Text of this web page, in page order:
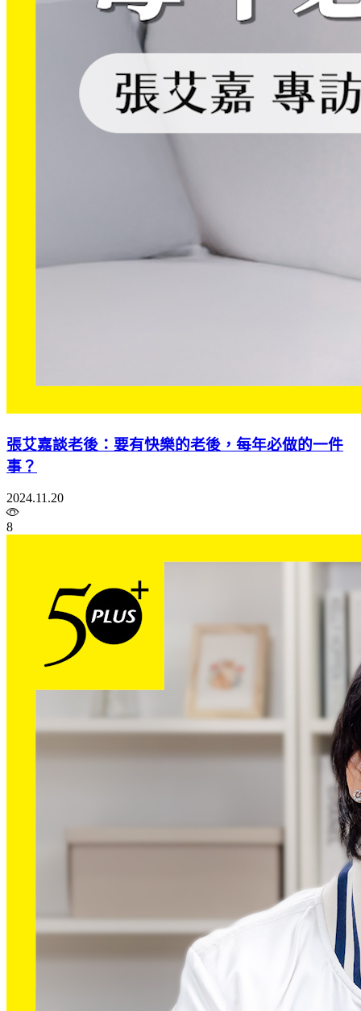
張艾嘉談老後：要有快樂的老後，每年必做的一件
事？
2024.11.20
8